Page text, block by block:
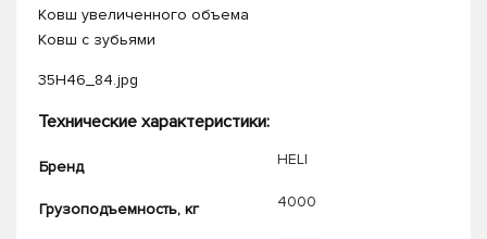
Ковш увеличенного объема
Ковш с зубьями
35H46_84.jpg
Технические характеристики:
Бренд HELI
Грузоподъемность, кг 4000